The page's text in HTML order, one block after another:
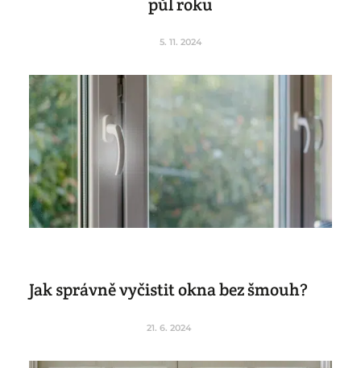
půl roku
5. 11. 2024
Jak správně vyčistit okna bez šmouh?
21. 6. 2024